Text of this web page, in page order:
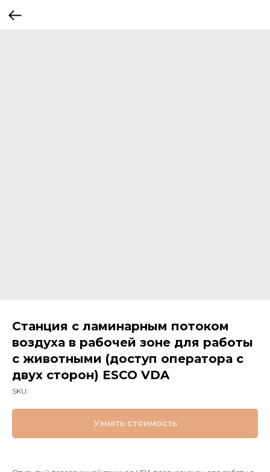
Станция c ламинарным потоком
воздуха в рабочей зоне для работы
с животными (доступ оператора с
двух сторон) ESCO VDA
SKU:
Узнать стоимость